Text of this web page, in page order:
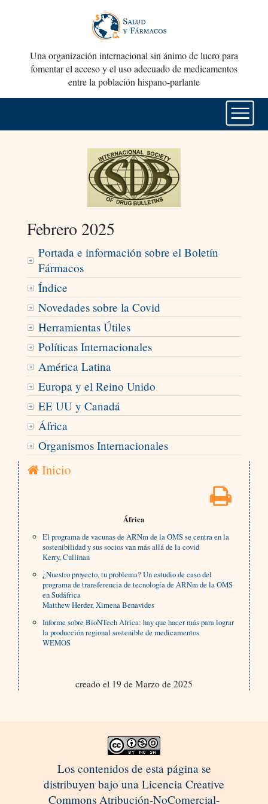
Una organización internacional sin ánimo de lucro para
fomentar el acceso y el uso adecuado de medicamentos
entre la población hispano-parlante
Febrero 2025
Portada e información sobre el Boletín
Fármacos
Índice
Novedades sobre la Covid
Herramientas Útiles
Políticas Internacionales
América Latina
Europa y el Reino Unido
EE UU y Canadá
África
Organismos Internacionales
Inicio
África
El programa de vacunas de ARNm de la OMS se centra en la
sostenibilidad y sus socios van más allá de la covid
Kerry, Cullinan
¿Nuestro proyecto, tu problema? Un estudio de caso del
programa de transferencia de tecnología de ARNm de la OMS
en Sudáfrica
Matthew Herder, Ximena Benavides
Informe sobre BioNTech Africa: hay que hacer más para lograr
la producción regional sostenible de medicamentos
WEMOS
creado el 19 de Marzo de 2025
Los contenidos de esta página se
distribuyen bajo una Licencia Creative
Commons Atribución-NoComercial-